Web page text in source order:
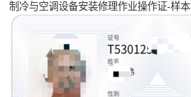
制冷与空调设备安装修理作业操作证-样本